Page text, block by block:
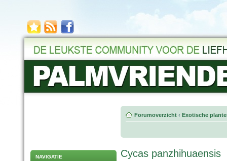
NAVIGATIE
Forumoverzicht ‹ Exotische
Cycas panzhihuaensis